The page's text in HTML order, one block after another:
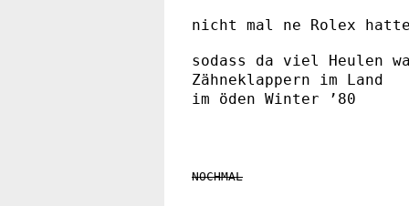
nicht mal ne Rolex
sodass da viel Heulen
Zähneklappern im Land
im öden Winter ’80
NOCHMAL